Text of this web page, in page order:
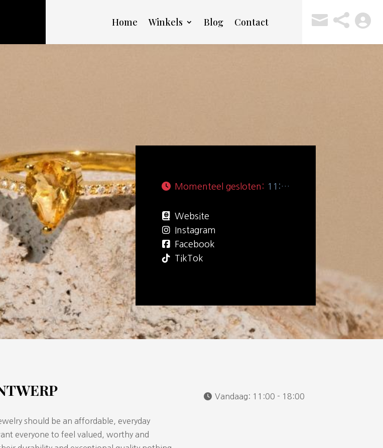
Home Winkels Blog Contact   
Momenteel gesloten : 11:00 - 18:00
Website
Instagram
Facebook
TikTok
should be an affordable, everyday
everyone to feel valued, worthy and
Vandaag: 11:00 - 18:00